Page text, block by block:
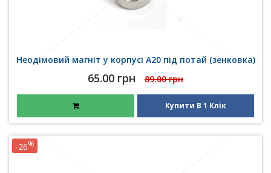
Неодімовий магніт у корпусі A20 під потай (зенковка)
65.00 грн 89.00 грн
Купити В 1 Клік
-26%